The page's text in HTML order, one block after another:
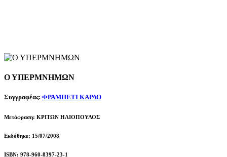
Ο ΥΠΕΡΜΝΗΜΩΝ
Συγγραφέας: ΦΡΑΜΠΕΤΙ ΚΑΡΛΟ
Μετάφραση: ΚΡΙΤΩΝ ΗΛΙΟΠΟΥΛΟΣ
Εκδόθηκε: 15/07/2008
ISBN: 978-960-8397-23-1